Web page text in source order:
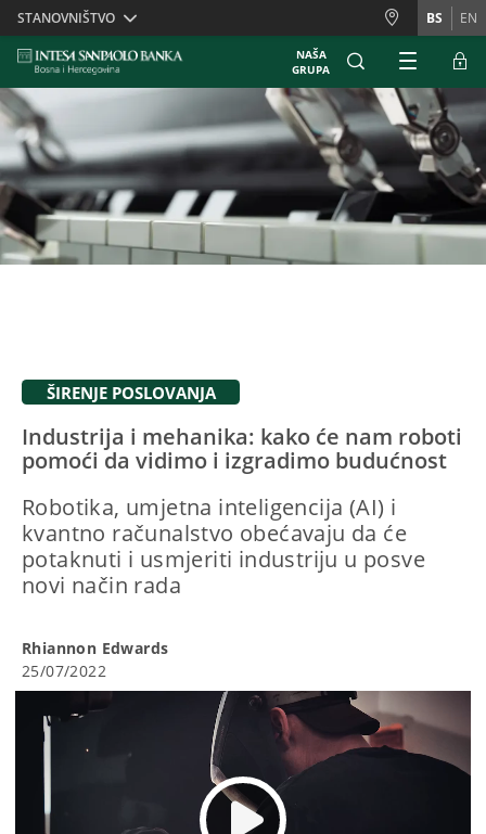
Skiplinks
STANOVNIŠTVO BS EN
NAŠA
GRUPA
ŠIRENJE POSLOVANJA
Industrija i mehanika: kako će nam roboti
pomoći da vidimo i izgradimo budućnost
Robotika, umjetna inteligencija (AI) i
kvantno računalstvo obećavaju da će
potaknuti i usmjeriti industriju u posve
novi način rada
Rhiannon Edwards
25/07/2022